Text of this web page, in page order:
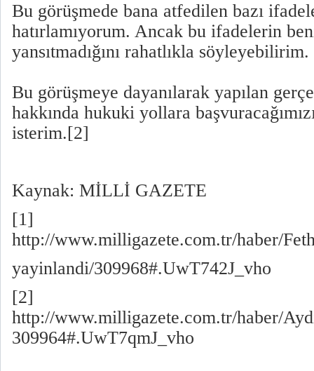
Bu görüşmede bana atfedilen bazı
hatırlamıyorum. Ancak bu ifadelerin
yansıtmadığını rahatlıkla söyleyebilirim.
Bu görüşmeye dayanılarak yapılan
hakkında hukuki yollara
isterim.[2]
Kaynak: MİLLİ GAZETE
[1]
http://www.milligazete.com.tr/haber/
yayinlandi/309968#.UwT742J_vho
[2]
http://www.milligazete.com.tr/haber/
309964#.UwT7qmJ_vho